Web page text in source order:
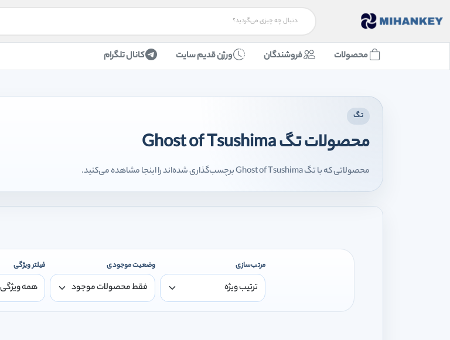
محصولات فروشندگان ورژن قدیم سایت کانال تلگرام
تگ
محصولات تگ Ghost of Tsushima
محصولاتی که با تگ Ghost of Tsushima برچسب‌گذاری شده‌اند را اینجا مشاهده می‌کنید.
مرتب‌سازی وضعیت موجودی فیلتر ویژگی